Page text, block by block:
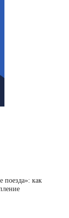
поезда»: как